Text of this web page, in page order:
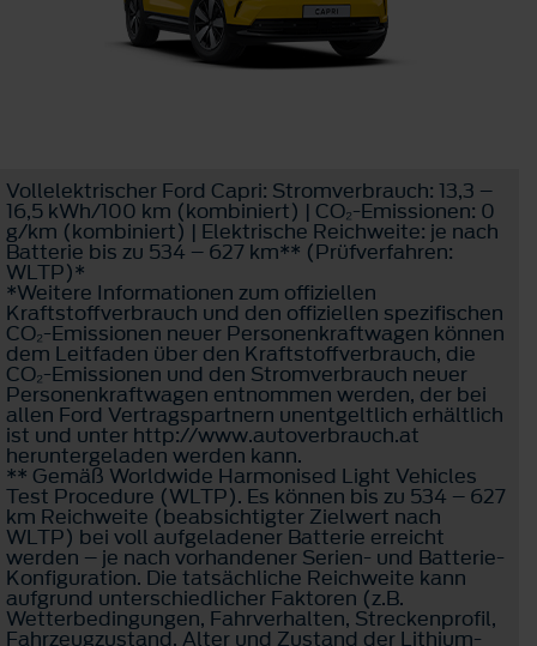
Vollelektrischer Ford Capri: Stromverbrauch: 13,3 –
16,5 kWh/100 km (kombiniert) | CO₂-Emissionen: 0
g/km (kombiniert) | Elektrische Reichweite: je nach
Batterie bis zu 534 – 627 km** (Prüfverfahren:
WLTP)*
*Weitere Informationen zum offiziellen
Kraftstoffverbrauch und den offiziellen spezifischen
CO₂-Emissionen neuer Personenkraftwagen können
dem Leitfaden über den Kraftstoffverbrauch, die
CO₂-Emissionen und den Stromverbrauch neuer
Personenkraftwagen entnommen werden, der bei
allen Ford Vertragspartnern unentgeltlich erhältlich
ist und unter http://www.autoverbrauch.at
heruntergeladen werden kann.
** Gemäß Worldwide Harmonised Light Vehicles
Test Procedure (WLTP). Es können bis zu 534 – 627
km Reichweite (beabsichtigter Zielwert nach
WLTP) bei voll aufgeladener Batterie erreicht
werden – je nach vorhandener Serien- und Batterie-
Konfiguration. Die tatsächliche Reichweite kann
aufgrund unterschiedlicher Faktoren (z.B.
Wetterbedingungen, Fahrverhalten, Streckenprofil,
Fahrzeugzustand, Alter und Zustand der Lithium-